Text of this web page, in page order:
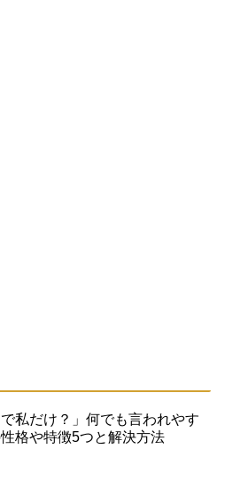
で私だけ？」何でも言われやす
格や特徴5つと解決方法